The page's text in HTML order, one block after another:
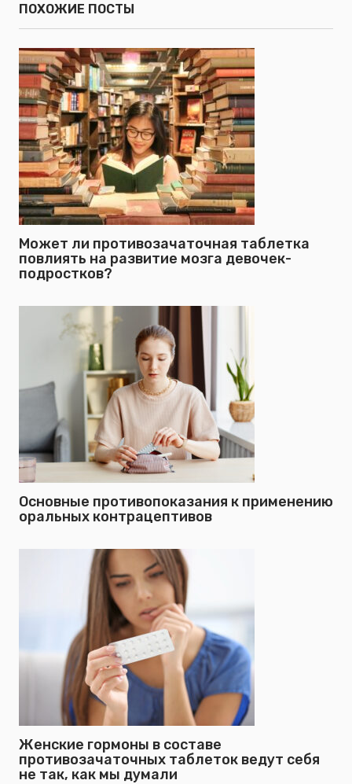
ПОХОЖИЕ ПОСТЫ
Может ли противозачаточная таблетка
повлиять на развитие мозга девочек-
подростков?
Основные противопоказания к применению
оральных контрацептивов
Женские гормоны в составе
противозачаточных таблеток ведут себя
не так, как мы думали